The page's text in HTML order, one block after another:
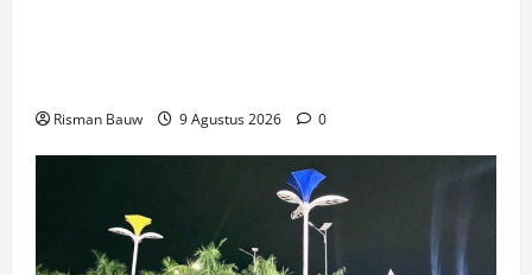
Risman Bauw 9 Agustus 2026 0